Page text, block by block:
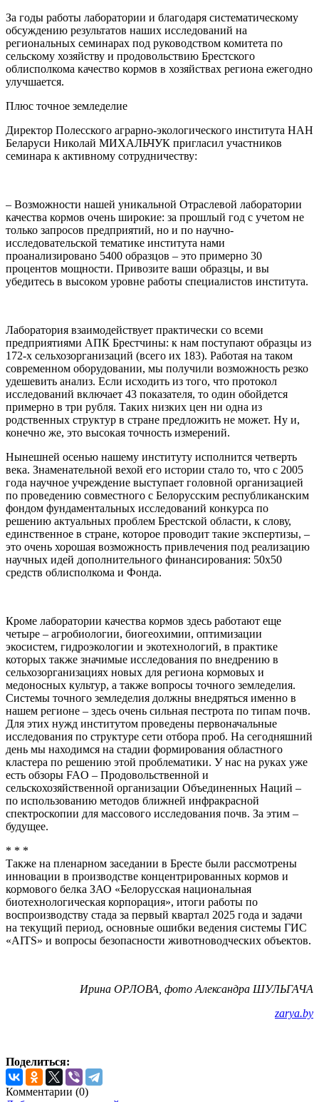
За годы работы лаборатории и благодаря систематическому
обсуждению результатов наших исследований на
региональных семинарах под руководством комитета по
сельскому хозяйству и продовольствию Брестского
облисполкома качество кормов в хозяйствах региона ежегодно
улучшается.
Плюс точное земледелие
Директор Полесского аграрно-экологического института НАН
Беларуси Николай МИХАЛЬЧУК пригласил участников
семинара к активному сотрудничеству:
– Возможности нашей уникальной Отраслевой лаборатории
качества кормов очень широкие: за прошлый год с учетом не
только запросов предприятий, но и по научно-
исследовательской тематике института нами
проанализировано 5400 образцов – это примерно 30
процентов мощности. Привозите ваши образцы, и вы
убедитесь в высоком уровне работы специалистов института.
Лаборатория взаимодействует практически со всеми
предприятиями АПК Брестчины: к нам поступают образцы из
172-х сельхозорганизаций (всего их 183). Работая на таком
современном оборудовании, мы получили возможность резко
удешевить анализ. Если исходить из того, что протокол
исследований включает 43 показателя, то один обойдется
примерно в три рубля. Таких низких цен ни одна из
родственных структур в стране предложить не может. Ну и,
конечно же, это высокая точность измерений.
Нынешней осенью нашему институту исполнится четверть
века. Знаменательной вехой его истории стало то, что с 2005
года научное учреждение выступает головной организацией
по проведению совместного с Белорусским республиканским
фондом фундаментальных исследований конкурса по
решению актуальных проблем Брестской области, к слову,
единственное в стране, которое проводит такие экспертизы, –
это очень хорошая возможность привлечения под реализацию
научных идей дополнительного финансирования: 50х50
средств облисполкома и Фонда.
Кроме лаборатории качества кормов здесь работают еще
четыре – агробиологии, биогеохимии, оптимизации
экосистем, гидроэкологии и экотехнологий, в практике
которых также значимые исследования по внедрению в
сельхозорганизациях новых для региона кормовых и
медоносных культур, а также вопросы точного земледелия.
Системы точного земледелия должны внедряться именно в
нашем регионе – здесь очень сильная пестрота по типам почв.
Для этих нужд институтом проведены первоначальные
исследования по структуре сети отбора проб. На сегодняшний
день мы находимся на стадии формирования областного
кластера по решению этой проблематики. У нас на руках уже
есть обзоры FAO – Продовольственной и
сельскохозяйственной организации Объединенных Наций –
по использованию методов ближней инфракрасной
спектроскопии для массового исследования почв. За этим –
будущее.
* * *
Также на пленарном заседании в Бресте были рассмотрены
инновации в производстве концентрированных кормов и
кормового белка ЗАО «Белорусская национальная
биотехнологическая корпорация», итоги работы по
воспроизводству стада за первый квартал 2025 года и задачи
на текущий период, основные ошибки ведения системы ГИС
«АIТS» и вопросы безопасности животноводческих объектов.
Ирина ОРЛОВА, фото Александра ШУЛЬГАЧА
zarya.by
Поделиться:
Комментарии (0)